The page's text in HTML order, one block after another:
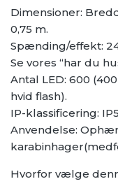
Dimensioner:
0,75 m.
Spænding/effekt:
Se vores “har du
Antal LED: 600
hvid flash).
IP-klassificering:
Anvendelse:
Hvorfor vælge